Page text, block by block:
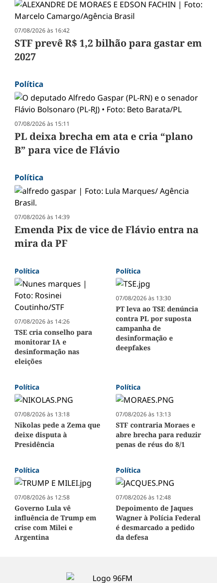
07/08/2026 às 16:42
STF prevê R$ 1,2 bilhão para gastar em
2027
Política
07/08/2026 às 15:11
PL deixa brecha em ata e cria “plano
B” para vice de Flávio
Política
07/08/2026 às 14:39
Emenda Pix de vice de Flávio entra na
mira da PF
Política
07/08/2026 às 14:26
TSE cria conselho para
monitorar IA e
desinformação nas
eleições
Política
07/08/2026 às 13:30
PT leva ao TSE denúncia
contra PL por suposta
campanha de
desinformação e
deepfakes
Política
07/08/2026 às 13:18
Nikolas pede a Zema que
deixe disputa à
Presidência
Política
07/08/2026 às 13:13
STF contraria Moraes e
abre brecha para reduzir
penas de réus do 8/1
Política
07/08/2026 às 12:58
Governo Lula vê
influência de Trump em
crise com Milei e
Argentina
Política
07/08/2026 às 12:48
Depoimento de Jaques
Wagner à Polícia Federal
é desmarcado a pedido
da defesa